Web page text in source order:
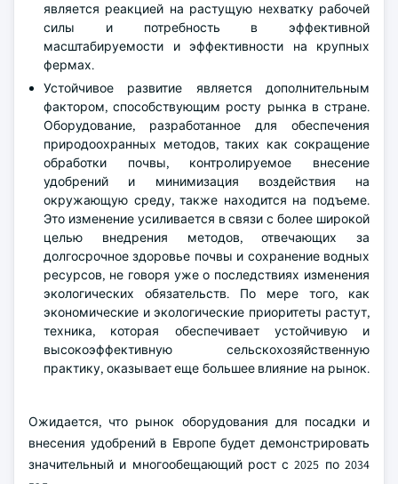
является реакцией на растущую нехватку рабочей
силы и потребность в эффективной
масштабируемости и эффективности на крупных
фермах.
Устойчивое развитие является дополнительным
фактором, способствующим росту рынка в стране.
Оборудование, разработанное для обеспечения
природоохранных методов, таких как сокращение
обработки почвы, контролируемое внесение
удобрений и минимизация воздействия на
окружающую среду, также находится на подъеме.
Это изменение усиливается в связи с более широкой
целью внедрения методов, отвечающих за
долгосрочное здоровье почвы и сохранение водных
ресурсов, не говоря уже о последствиях изменения
экологических обязательств. По мере того, как
экономические и экологические приоритеты растут,
техника, которая обеспечивает устойчивую и
высокоэффективную сельскохозяйственную
практику, оказывает еще большее влияние на рынок.
Ожидается, что рынок оборудования для посадки и
внесения удобрений в Европе будет демонстрировать
значительный и многообещающий рост с 2025 по 2034